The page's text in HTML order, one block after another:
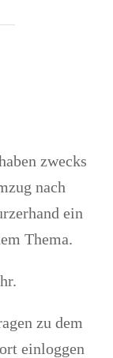
zwecks
nach
ein
Thema.
zu dem
einloggen